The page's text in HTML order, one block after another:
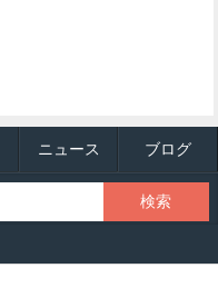
ニュース ブログ